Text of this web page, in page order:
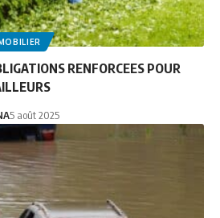
RENFORCEES POUR
5 août 2025